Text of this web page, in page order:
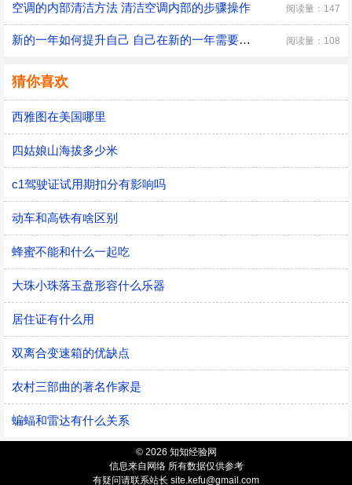
空调的内部清洁方法 清洁空调内部的步骤操作 阅读量：147
新的一年如何提升自己 自己在新的一年需要改变的三大方面 阅读量：108
猜你喜欢
西雅图在美国哪里
四姑娘山海拔多少米
c1驾驶证试用期扣分有影响吗
动车和高铁有啥区别
蜂蜜不能和什么一起吃
大珠小珠落玉盘形容什么乐器
居住证有什么用
双离合变速箱的优缺点
农村三部曲的著名作家是
蝙蝠和雷达有什么关系
© 2026 知知经验网
信息来自网络 所有数据仅供参考
有疑问请联系站长 site.kefu@gmail.com